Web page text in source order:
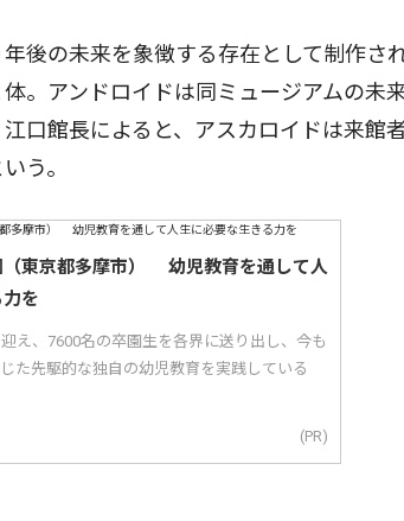
後の未来を象徴する存在として制作さ
。アンドロイドは同ミュージアムの未
口館長によると、アスカロイドは来館
う。
（東京都多摩市） 幼児教育を通して人
を
え、7600名の卒園生を各界に送り出し、今も
た先駆的な独自の幼児教育を実践している
(PR)